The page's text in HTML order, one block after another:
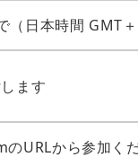
日本時間 GMT＋
ます
URLから参加く